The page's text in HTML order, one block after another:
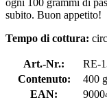
subito. Buon appetito!
Tempo di cottura:
Art.-Nr.:
RE-
Contenuto:
400 g
EAN: